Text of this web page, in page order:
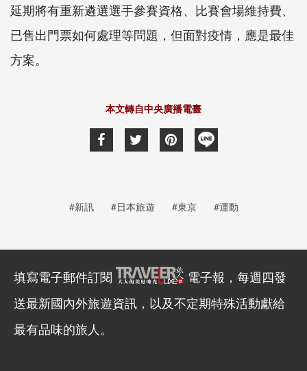
延期將有重新遴選選手參賽資格、比賽會場維持費、
已售出門票如何處理等問題，但面對疫情，應是最佳
方案。
本文轉自中央廣播電臺
#新訊 #日本旅遊 #東京 #運動
填寫電子郵件訂閱
電子報，每週四發
送最新國內外旅遊資訊，以及不定期特殊活動獻給
最有品味的旅人。